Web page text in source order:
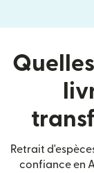
Retrait
confiance en